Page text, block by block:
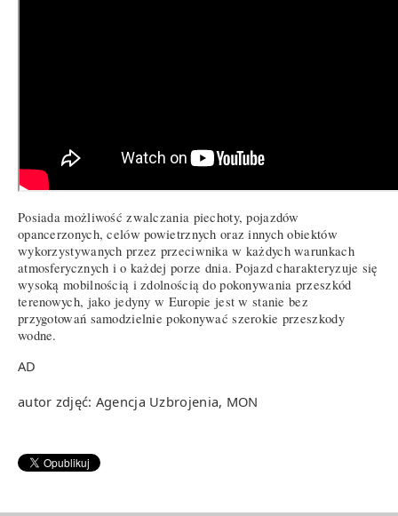
Posiada możliwość zwalczania piechoty, pojazdów
opancerzonych, celów powietrznych oraz innych obiektów
wykorzystywanych przez przeciwnika w każdych warunkach
atmosferycznych i o każdej porze dnia. Pojazd charakteryzuje się
wysoką mobilnością i zdolnością do pokonywania przeszkód
terenowych, jako jedyny w Europie jest w stanie bez
przygotowań samodzielnie pokonywać szerokie przeszkody
wodne.
AD
autor zdjęć: Agencja Uzbrojenia, MON